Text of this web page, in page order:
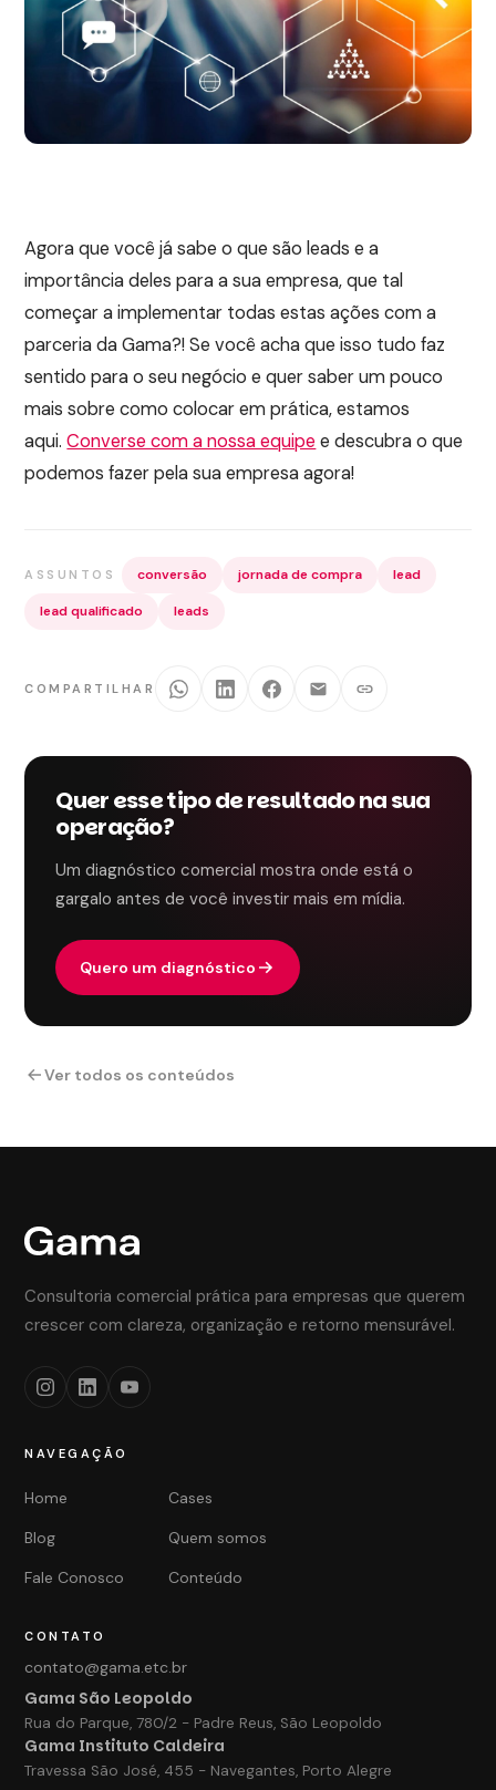
Agora que você já sabe o que são leads e a
importância deles para a sua empresa, que tal
começar a implementar todas estas ações com a
parceria da Gama?! Se você acha que isso tudo faz
sentido para o seu negócio e quer saber um pouco
mais sobre como colocar em prática, estamos
aqui.Converse com a nossa equipee descubra o que
podemos fazer pela sua empresa agora!
ASSUNTOS conversão jornada de compra lead
lead qualificado leads
COMPARTILHAR
Quer esse tipo de resultado na sua
operação?
Um diagnóstico comercial mostra onde está o
gargalo antes de você investir mais em mídia.
Quero um diagnóstico
Ver todos os conteúdos
Consultoria comercial prática para empresas que querem
crescer com clareza, organização e retorno mensurável.
NAVEGAÇÃO
Home
Cases
Blog
Quem somos
Fale Conosco
Conteúdo
CONTATO
contato@gama.etc.br
Gama São Leopoldo
Rua do Parque, 780/2 - Padre Reus, São Leopoldo
Gama Instituto Caldeira
Travessa São José, 455 - Navegantes, Porto Alegre